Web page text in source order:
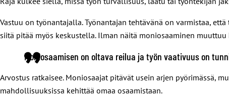
Vastuu on työnantajalla. Työnantajan tehtävänä on varmistaa,
siitä pitää myös keskustella. Ilman näitä moniosaaminen
Moniosaamisen on oltava reilua ja työn vaativuus on
Arvostus ratkaisee. Moniosaajat pitävät usein arjen pyörimässä,
mahdollisuuksissa kehittää omaa osaamistaan.